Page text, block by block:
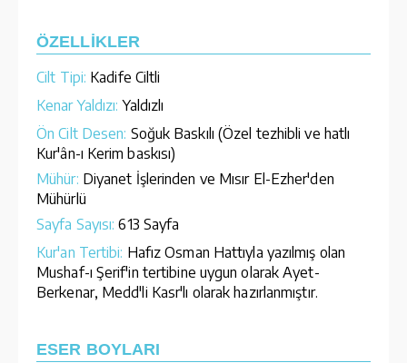
ÖZELLİKLER
Cilt Tipi: Kadife Ciltli
Kenar Yaldızı: Yaldızlı
Ön Cilt Desen: Soğuk Baskılı (Özel tezhibli ve hatlı
Kur'ân-ı Kerim baskısı)
Mühür: Diyanet İşlerinden ve Mısır El-Ezher'den
Mühürlü
Sayfa Sayısı: 613 Sayfa
Kur'an Tertibi: Hafız Osman Hattıyla yazılmış olan
Mushaf-ı Şerif'in tertibine uygun olarak Ayet-
Berkenar, Medd'li Kasr'lı olarak hazırlanmıştır.
ESER BOYLARI